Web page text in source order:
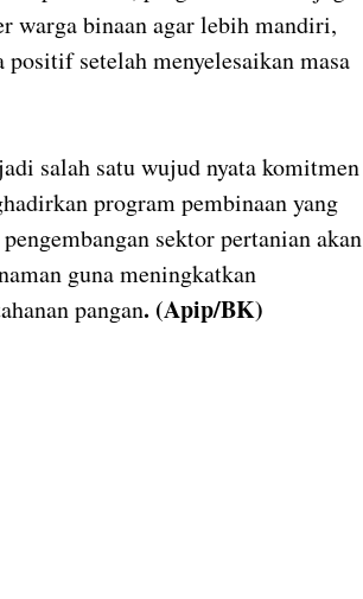
warga binaan agar lebih mandiri,
setelah menyelesaikan masa
salah satu wujud nyata komitmen
program pembinaan yang
sektor pertanian akan
guna meningkatkan
pangan. (Apip/BK)